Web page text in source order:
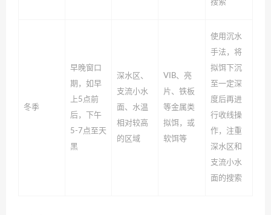
搜索
冬季
早晚窗口
期，如早
上5点前
后，下午
5-7点至天
黑
深水区、
支流小水
面、水温
相对较高
的区域
VIB、亮
片、铁板
等金属类
拟饵，或
软饵等
使用沉水
手法，将
拟饵下沉
至一定深
度后再进
行收线操
作，注重
深水区和
支流小水
面的搜索